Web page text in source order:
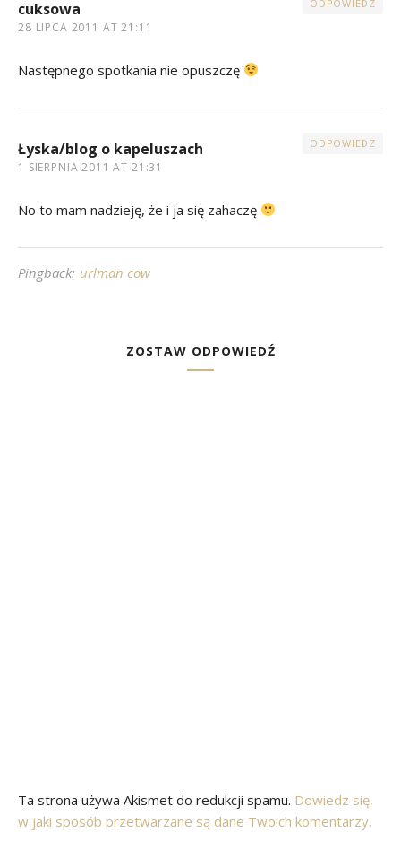
cuksowa
28 LIPCA 2011 AT 21:11
ODPOWIEDZ
Następnego spotkania nie opuszczę
Łyska/blog o kapeluszach
1 SIERPNIA 2011 AT 21:31
ODPOWIEDZ
No to mam nadzieję, że i ja się zahaczę
Pingback: urlman cow
ZOSTAW ODPOWIEDŹ
Ta strona używa Akismet do redukcji spamu. Dowiedz się,
w jaki sposób przetwarzane są dane Twoich komentarzy.